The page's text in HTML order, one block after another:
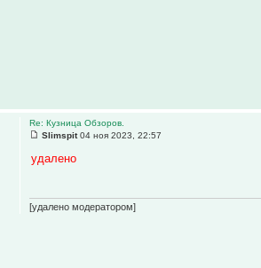
Re: Кузница Обзоров.
Slimspit04 ноя 2023, 22:57
удалено
[удалено модератором]